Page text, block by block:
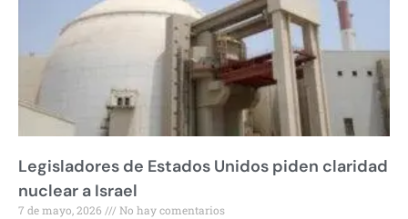
Legisladores de Estados Unidos piden claridad
nuclear a Israel
7 de mayo, 2026 No hay comentarios